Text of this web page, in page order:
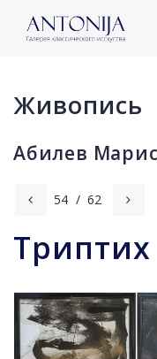
Живопись
Абилев Марис
54 / 62
Триптих